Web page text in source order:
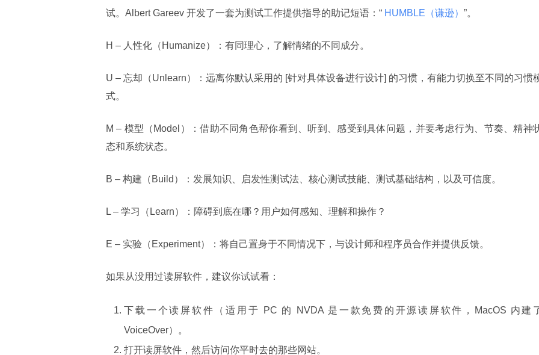
试。Albert Gareev 开发了一套为测试工作提供指导的助记短语：“ HUMBLE（谦逊） ”。
H – 人性化（Humanize）：有同理心，了解情绪的不同成分。
U – 忘却（Unlearn）：远离你默认采用的 [针对具体设备进行设计] 的习惯，有能力切换至不同的习惯
式。
M – 模型（Model）：借助不同角色帮你看到、听到、感受到具体问题，并要考虑行为、节奏、精神
态和系统状态。
B – 构建（Build）：发展知识、启发性测试法、核心测试技能、测试基础结构，以及可信度。
L – 学习（Learn）：障碍到底在哪？用户如何感知、理解和操作？
E – 实验（Experiment）：将自己置身于不同情况下，与设计师和程序员合作并提供反馈。
如果从没用过读屏软件，建议你试试看：
下载一个读屏软件（适用于 PC 的 NVDA 是一款免费的开源读屏软件，MacOS 内建
VoiceOver）。
打开读屏软件，然后访问你平时去的那些网站。